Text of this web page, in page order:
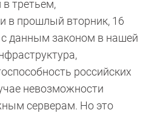
в третьем,
в прошлый вторник, 16
с данным законом в нашей
российских
невозможности
серверам. Но это